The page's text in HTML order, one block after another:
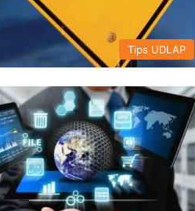
Tips UDLAP